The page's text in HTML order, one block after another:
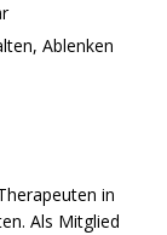
Ablenken
in
Als Mitglied